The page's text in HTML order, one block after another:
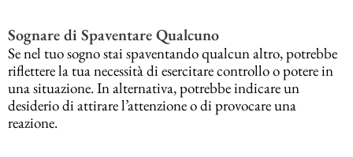
Sognare di Spaventare Qualcuno
Se nel tuo sogno stai spaventando qualcun altro, potrebbe
riflettere la tua necessità di esercitare controllo o potere in
una situazione. In alternativa, potrebbe indicare un
desiderio di attirare l’attenzione o di provocare una
reazione.